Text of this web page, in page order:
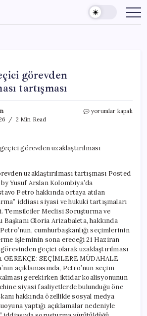
görevden
tartışması
2 Min Read
Petro’nun
için
yorumlar kapalı
uzaklaştırılması tartışması Posted
Yusuf Arslan Kolombiya’da
Petro hakkında ortaya atılan
iddiası siyasi ve hukuki tartışmaları
Temsilciler Meclisi Soruşturma ve
Başkanı Gloria Arizabaleta, hakkında
cumhurbaşkanlığı seçimlerinin
işleminin sona ereceği 21 Haziran
geçici olarak uzaklaştırılması
SEÇİMLERE MÜDAHALE
açıklamasında, Petro’nun seçim
gerekirken iktidar koalisyonunun
siyasi faaliyetlerde bulunduğu öne
hakkında özellikle sosyal medya
yaptığı açıklamalar nedeniyle